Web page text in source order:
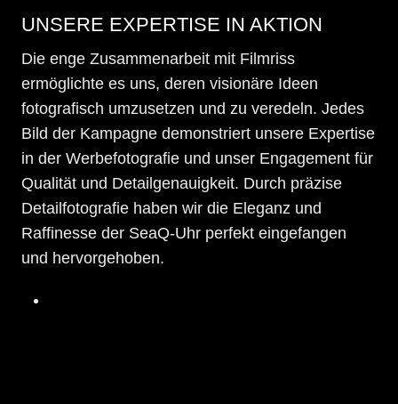
UNSERE EXPERTISE IN AKTION
Die enge Zusammenarbeit mit Filmriss
ermöglichte es uns, deren visionäre Ideen
fotografisch umzusetzen und zu veredeln. Jedes
Bild der Kampagne demonstriert unsere Expertise
in der Werbefotografie und unser Engagement für
Qualität und Detailgenauigkeit. Durch präzise
Detailfotografie haben wir die Eleganz und
Raffinesse der SeaQ-Uhr perfekt eingefangen
und hervorgehoben.